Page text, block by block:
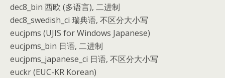
dec8_bin 西欧 (多语言), 二进制
dec8_swedish_ci 瑞典语, 不区分大小写
eucjpms (UJIS for Windows Japanese)
eucjpms_bin 日语, 二进制
eucjpms_japanese_ci 日语, 不区分大小写
euckr (EUC-KR Korean)